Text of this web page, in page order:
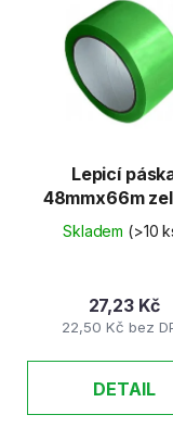
Lepicí
48mmx66m
Skladem (>10
22,50 Kč bez
27,23 Kč
DETAIL